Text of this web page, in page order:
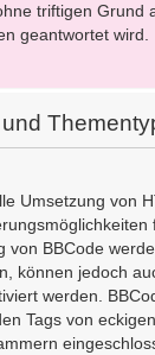
triftigen Grund
geantwortet wird.
Umsetzung von
von BBCode
können jedoch
werden.
Tags von eckigen